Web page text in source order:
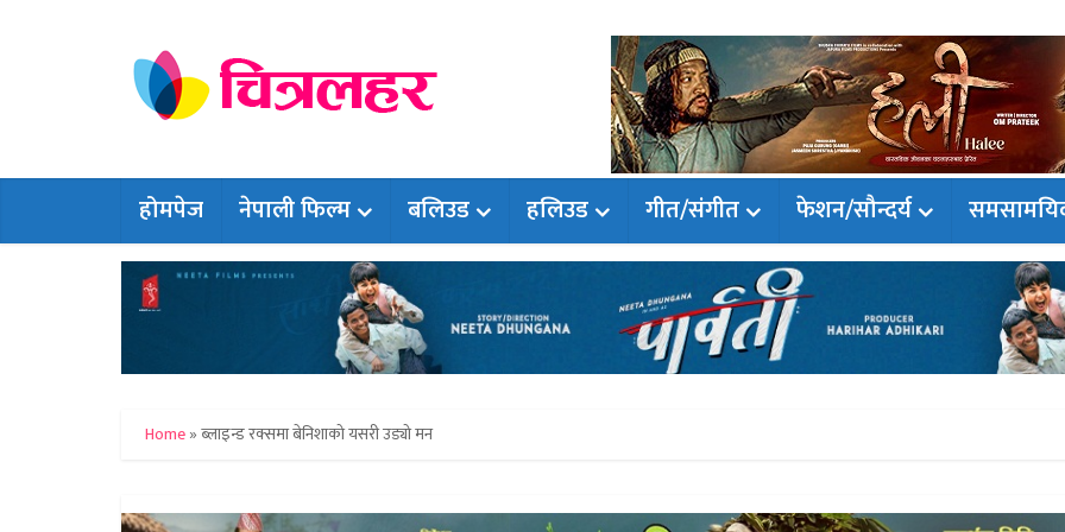
होमपेज नेपाली फिल्म बलिउड हलिउड गीत/संगीत फेशन/सौन्दर्य
Home»ब्लाइन्ड रक्समा बेनिशाको यसरी उड्यो मन